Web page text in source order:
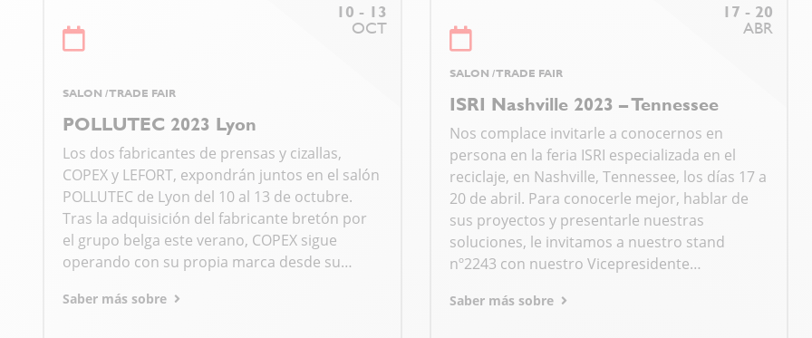
10 - 13
OCT
SALON / TRADE FAIR
POLLUTEC 2023 Lyon
Los dos fabricantes de prensas y cizallas,
COPEX y LEFORT, expondrán juntos en el salón
POLLUTEC de Lyon del 10 al 13 de octubre.
Tras la adquisición del fabricante bretón por
el grupo belga este verano, COPEX sigue
operando con su propia marca desde su…
Saber más sobre
17 - 20
ABR
SALON / TRADE FAIR
ISRI Nashville 2023 – Tennessee
Nos complace invitarle a conocernos en
persona en la feria ISRI especializada en el
reciclaje, en Nashville, Tennessee, los días 17 a
20 de abril. Para conocerle mejor, hablar de
sus proyectos y presentarle nuestras
soluciones, le invitamos a nuestro stand
nº2243 con nuestro Vicepresidente…
Saber más sobre